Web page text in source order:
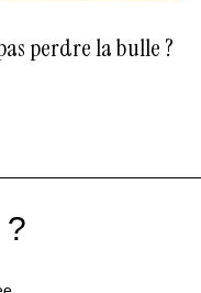
perdre la bulle ?
?